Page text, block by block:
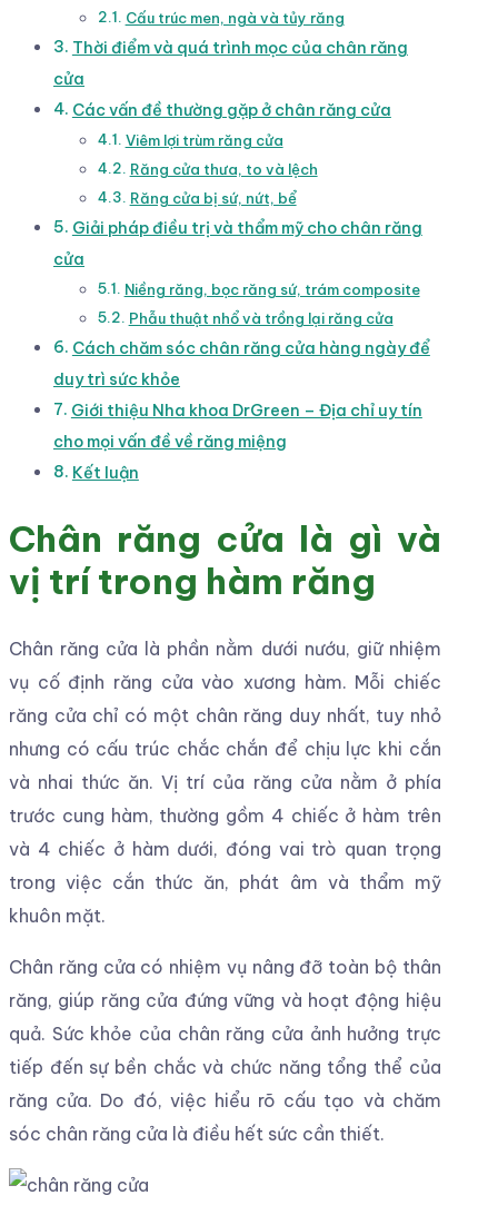
Cấu trúc men, ngà và tủy răng
Thời điểm và quá trình mọc của chân răng
cửa
Các vấn đề thường gặp ở chân răng cửa
Viêm lợi trùm răng cửa
Răng cửa thưa, to và lệch
Răng cửa bị sứ, nứt, bể
Giải pháp điều trị và thẩm mỹ cho chân răng
cửa
Niềng răng, bọc răng sứ, trám composite
Phẫu thuật nhổ và trồng lại răng cửa
Cách chăm sóc chân răng cửa hàng ngày để
duy trì sức khỏe
Giới thiệu Nha khoa DrGreen – Địa chỉ uy tín
cho mọi vấn đề về răng miệng
Kết luận
Chân răng cửa là gì và
vị trí trong hàm răng
Chân răng cửa là phần nằm dưới nướu, giữ nhiệm
vụ cố định răng cửa vào xương hàm. Mỗi chiếc
răng cửa chỉ có một chân răng duy nhất, tuy nhỏ
nhưng có cấu trúc chắc chắn để chịu lực khi cắn
và nhai thức ăn. Vị trí của răng cửa nằm ở phía
trước cung hàm, thường gồm 4 chiếc ở hàm trên
và 4 chiếc ở hàm dưới, đóng vai trò quan trọng
trong việc cắn thức ăn, phát âm và thẩm mỹ
khuôn mặt.
Chân răng cửa có nhiệm vụ nâng đỡ toàn bộ thân
răng, giúp răng cửa đứng vững và hoạt động hiệu
quả. Sức khỏe của chân răng cửa ảnh hưởng trực
tiếp đến sự bền chắc và chức năng tổng thể của
răng cửa. Do đó, việc hiểu rõ cấu tạo và chăm
sóc chân răng cửa là điều hết sức cần thiết.